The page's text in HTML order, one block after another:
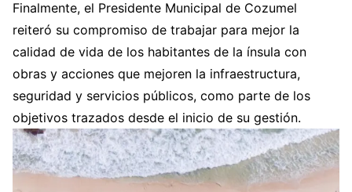
Finalmente, el Presidente Municipal de Cozumel
reiteró su compromiso de trabajar para mejor la
calidad de vida de los habitantes de la ínsula con
obras y acciones que mejoren la infraestructura,
seguridad y servicios públicos, como parte de los
objetivos trazados desde el inicio de su gestión.